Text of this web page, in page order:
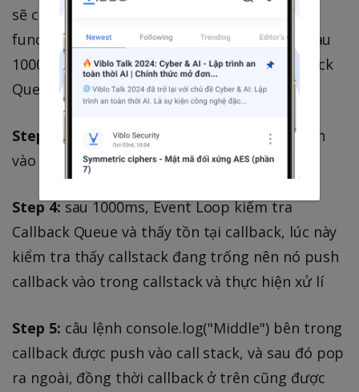
sẽ chứa 1 timer 1000ms và một callback
function (ở ví dụ trên là arrow function) và sau
1000ms, funtion này sẽ được gửi sang Callback
Queue để chờ được xử lí
Step 3:
câu lệnh console.log("End") được push
vào call stack, và sau đó pop ra ngoài
Step 4:sau 1000ms, Event Loop kiểm tra
Callback Queue và thấy tồn tại callback, lúc này
kiểm tra thấy callstack đang trống nên nó push
callback vào trong callstack và thực hiện xử lí
Step 5: câu lệnh console.log("Middle") bên trong
callback được push vào call stack, và sau đó pop
ra ngoài, đồng thời callback ở trên cũng được